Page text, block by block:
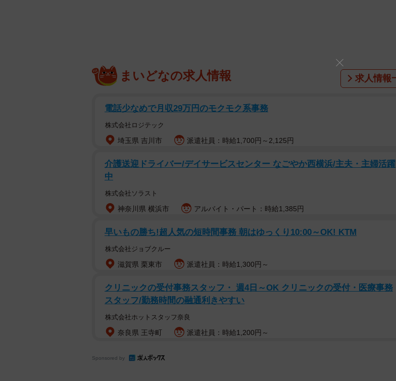
まいどなの求人情報 求人情報
電話少なめで月収29万円のモクモク系事務
株式会社ロジテック
埼玉県 吉川市 派遣社員：時給1,700円～2,125円
介護送迎ドライバー/デイサービスセンター なごやか西横浜/主夫・主婦活躍
中
株式会社ソラスト
神奈川県 横浜市 アルバイト・パート：時給1,385円
早いもの勝ち!超人気の短時間事務 朝はゆっくり10:00～OK! KTM
株式会社ジョブクルー
滋賀県 栗東市 派遣社員：時給1,300円～
クリニックの受付事務スタッフ・ 週4日～OK クリニックの受付・医療事務
スタッフ/勤務時間の融通利きやすい
株式会社ホットスタッフ奈良
奈良県 王寺町 派遣社員：時給1,200円～
Sponsored by